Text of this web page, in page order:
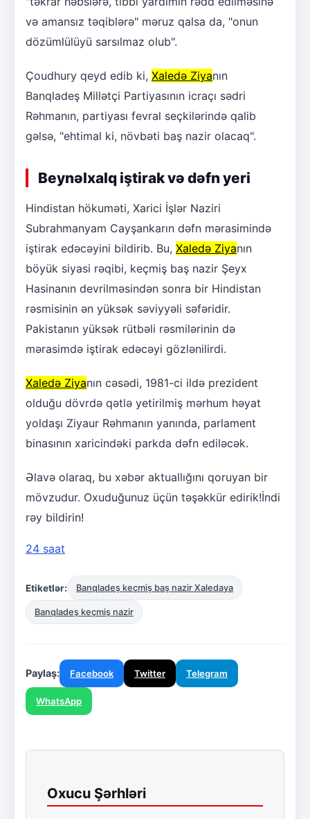
və amansız təqiblərə" məruz qalsa da, "onun
dözümlülüyü sarsılmaz olub".
Çoudhury qeyd edib ki, Xaledə Ziyanın
Banqladeş Millətçi Partiyasının icraçı sədri
Rəhmanın, partiyası fevral seçkilərində qalib
gəlsə, "ehtimal ki, növbəti baş nazir olacaq".
Beynəlxalq iştirak və dəfn yeri
Hindistan hökuməti, Xarici İşlər Naziri
Subrahmanyam Cayşankarın dəfn mərasimində
iştirak edəcəyini bildirib. Bu, Xaledə Ziyanın
böyük siyasi rəqibi, keçmiş baş nazir Şeyx
Hasinanın devrilməsindən sonra bir Hindistan
rəsmisinin ən yüksək səviyyəli səfəridir.
Pakistanın yüksək rütbəli rəsmilərinin də
mərasimdə iştirak edəcəyi gözlənilirdi.
Xaledə Ziyanın cəsədi, 1981-ci ildə prezident
olduğu dövrdə qətlə yetirilmiş mərhum həyat
yoldaşı Ziyaur Rəhmanın yanında, parlament
binasının xaricindəki parkda dəfn ediləcək.
Əlavə olaraq, bu xəbər aktuallığını qoruyan bir
mövzudur. Oxuduğunuz üçün təşəkkür edirik!İndi
rəy bildirin!
24 saat
Etiketlər: Banqladeş keçmiş baş nazir Xaledaya
Banqladeş keçmiş nazir
Paylaş: Facebook Twitter Telegram
WhatsApp
Oxucu Şərhləri